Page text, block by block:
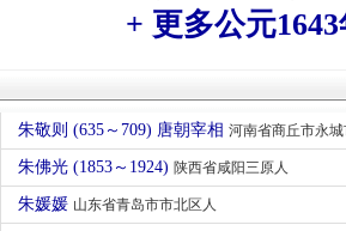
+ 更多公元
朱敬则 (635～709) 唐朝宰相 河南省商丘市永城
朱佛光 (1853～1924) 陕西省咸阳三原人
朱媛媛 山东省青岛市市北区人